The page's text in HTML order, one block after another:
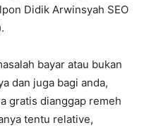
Didik Arwinsyah SEO
bayar atau bukan
dan juga bagi anda,
gratis dianggap remeh
tentu relative,